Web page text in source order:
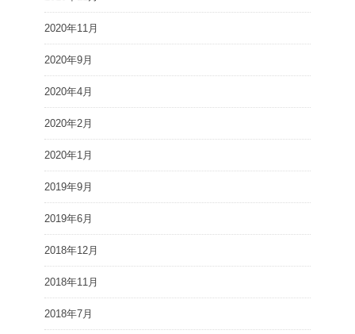
2020年11月
2020年9月
2020年4月
2020年2月
2020年1月
2019年9月
2019年6月
2018年12月
2018年11月
2018年7月